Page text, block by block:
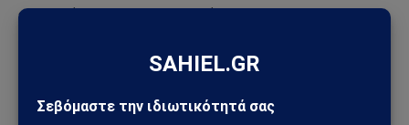
επιχειρήσει να κεφαλαιοποιήσει την κρίση.
Η Μέση Ανατολή βαδίζει σε λεπτή ισορροπία.
παρακολουθούν απλώς τις εξελίξεις — τις